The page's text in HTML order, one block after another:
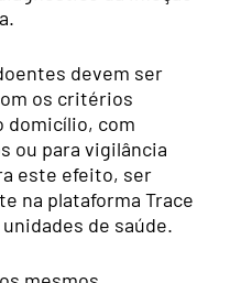
devem ser
os critérios
domicílio, com
ou para vigilância
este efeito, ser
na plataforma Trace
unidades de saúde.